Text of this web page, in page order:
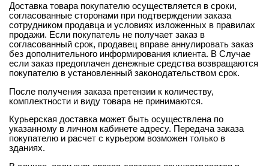
Доставка товара покупателю осуществляется в сроки,
согласованные сторонами при подтверждении заказа
сотрудником продавца и условиях изложенных в правилах
продажи. Если покупатель не получает заказ в
согласованный срок, продавец вправе аннулировать заказ
без дополнительного информирования клиента. В Случае
если заказ предоплачен денежные средства возвращаются
покупателю в установленный законодательством срок.
После получения заказа претензии к количеству,
комплектности и виду товара не принимаются.
Курьерская доставка может быть осуществлена по
указанному в личном кабинете адресу. Передача заказа
покупателю и расчет с курьером возможен только в
зданиях.